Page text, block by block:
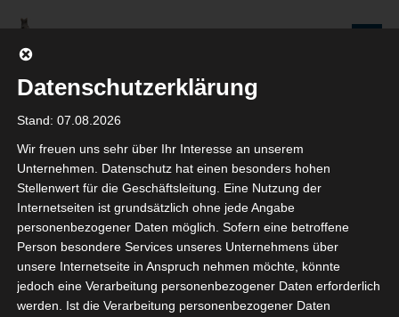
springen
Seniorenredaktion
Wolfenbüttel
WIR WERDEN NICHT NUR ÄLTER, WIR WERDEN AUCH IMMER BESSER!
Beiträge
Die Stadtgrabenbouler von
Wolfenbüttel
Datenschutzerklärung
Stand: 07.08.2026
Wir freuen uns sehr über Ihr Interesse an unserem
Unternehmen. Datenschutz hat einen besonders hohen
Stellenwert für die Geschäftsleitung. Eine Nutzung der
Internetseiten ist grundsätzlich ohne jede Angabe
personenbezogener Daten möglich. Sofern eine betroffene
Person besondere Services unseres Unternehmens über
unsere Internetseite in Anspruch nehmen möchte, könnte
jedoch eine Verarbeitung personenbezogener Daten erforderlich
werden. Ist die Verarbeitung personenbezogener Daten